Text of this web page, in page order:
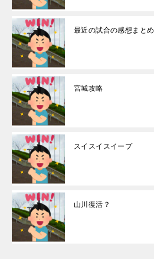
最近の試合の感想まとめ
宮城攻略
スイスイスイープ
山川復活？